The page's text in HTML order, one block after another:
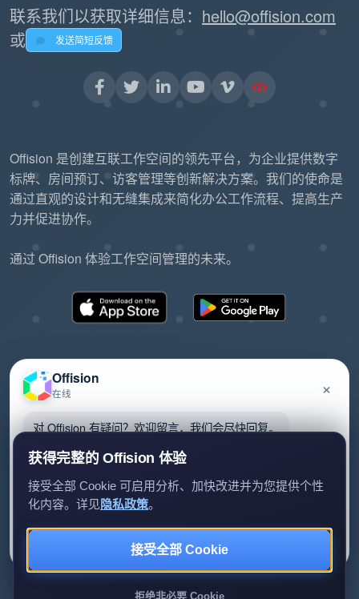
联系我们以获取详细信息： hello@offision.com
或
发送简短反馈
Offision 是创建互联工作空间的领先平台，为企业提供数字
标牌、房间预订、访客管理等创新解决方案。我们的使命是
通过直观的设计和无缝集成来简化办公工作流程、提高生产
力并促进协作。
通过 Offision 体验工作空间管理的未来。
隐私政策服务条款EULA
Offision
在线 ×
对 Offision 有疑问？欢迎留言，我们会尽快回复。
我们只会用你的资料回复查询。
获得完整的 Offision 体验
接受全部 Cookie 可启用分析、加快改进并为您提供个性
化内容。详见隐私政策。
接受全部 Cookie
拒绝非必要 Cookie